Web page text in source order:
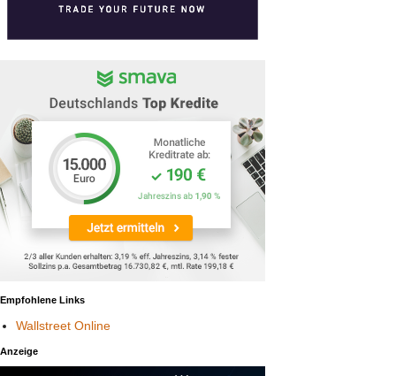
Empfohlene Links
Wallstreet Online
Anzeige